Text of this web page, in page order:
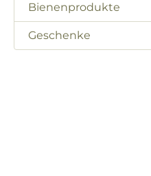
Bienenprodukte
Geschenke